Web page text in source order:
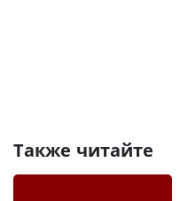
Также читайте